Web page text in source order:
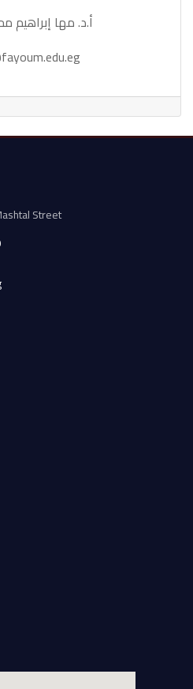
أ.د. مها إبراهيم
Street